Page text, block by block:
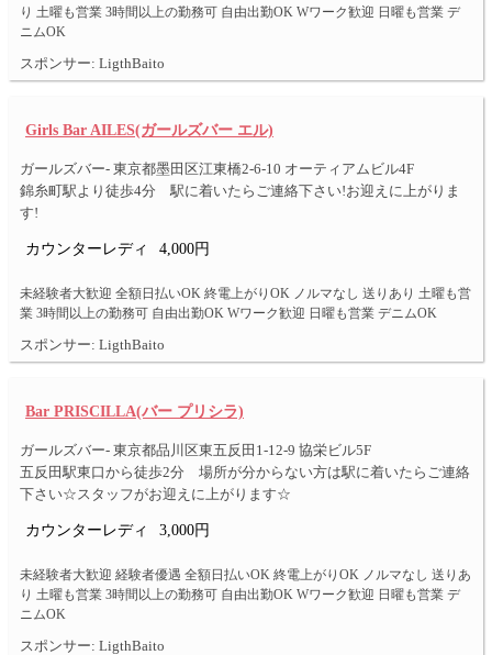
り 土曜も営業 3時間以上の勤務可 自由出勤OK Wワーク歓迎 日曜も営業 デ
ニムOK
スポンサー: LigthBaito
Girls Bar AILES(ガールズバー エル)
ガールズバー- 東京都墨田区江東橋2-6-10 オーティアムビル4F
錦糸町駅より徒歩4分 駅に着いたらご連絡下さい!お迎えに上がりま
す!
カウンターレディ 4,000円
未経験者大歓迎 全額日払いOK 終電上がりOK ノルマなし 送りあり 土曜も営
業 3時間以上の勤務可 自由出勤OK Wワーク歓迎 日曜も営業 デニムOK
スポンサー: LigthBaito
Bar PRISCILLA(バー プリシラ)
ガールズバー- 東京都品川区東五反田1-12-9 協栄ビル5F
五反田駅東口から徒歩2分 場所が分からない方は駅に着いたらご連絡
下さい☆スタッフがお迎えに上がります☆
カウンターレディ 3,000円
未経験者大歓迎 経験者優遇 全額日払いOK 終電上がりOK ノルマなし 送りあ
り 土曜も営業 3時間以上の勤務可 自由出勤OK Wワーク歓迎 日曜も営業 デ
ニムOK
スポンサー: LigthBaito